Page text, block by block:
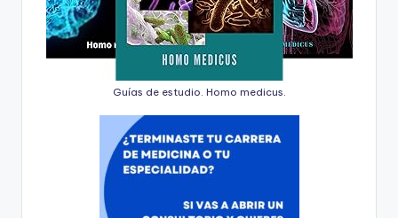
Guías de estudio. Homo medicus.